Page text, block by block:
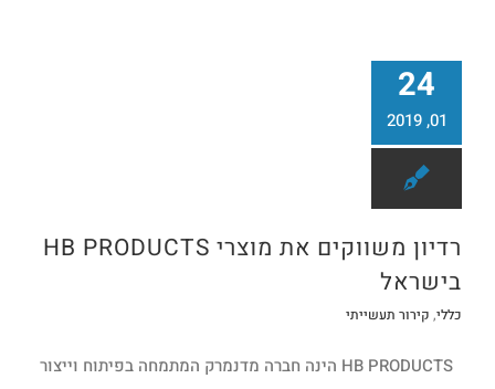
24
01, 2019
רדיון משווקים את מוצרי HB PRODUCTS
בישראל
כללי, קירור תעשייתי
HB PRODUCTS הינה חברה מדנמרק המתמחה בפיתוח וייצור